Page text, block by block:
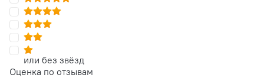
или без звёзд
Оценка по отзывам